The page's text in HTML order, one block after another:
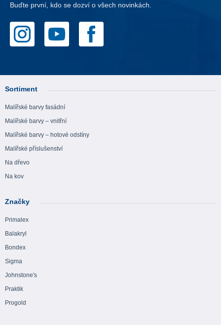
Buďte první, kdo se dozví o všech novinkách.
Sortiment
Malířské barvy fasádní
Malířské barvy – vnitřní
Malířské barvy – hotové odstíny
Malířské příslušenství
Na dřevo
Na kov
Značky
Primalex
Balakryl
Bondex
Sigma
Johnstone's
Praktik
Progold